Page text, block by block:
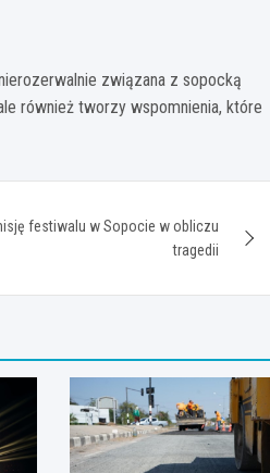
związana z sopocką
również tworzy wspomnienia, które
festiwalu w Sopocie w obliczu
tragedii